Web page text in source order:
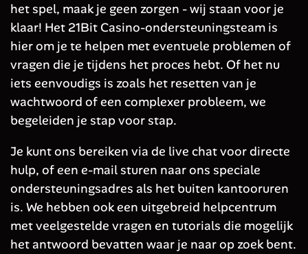
het spel, maak je geen zorgen - wij staan voor je
klaar! Het 21Bit Casino-ondersteuningsteam is
hier om je te helpen met eventuele problemen of
vragen die je tijdens het proces hebt. Of het nu
iets eenvoudigs is zoals het resetten van je
wachtwoord of een complexer probleem, we
begeleiden je stap voor stap.
Je kunt ons bereiken via de live chat voor directe
hulp, of een e-mail sturen naar ons speciale
ondersteuningsadres als het buiten kantooruren
is. We hebben ook een uitgebreid helpcentrum
met veelgestelde vragen en tutorials die mogelijk
het antwoord bevatten waar je naar op zoek bent.